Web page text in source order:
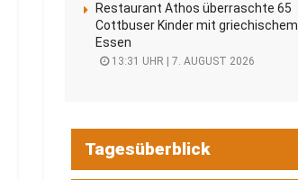
Restaurant Athos überraschte 65
Cottbuser Kinder mit griechischem
Essen
13:31 UHR | 7. AUGUST 2026
Tagesüberblick